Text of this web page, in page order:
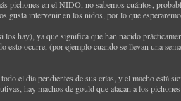
pichones en el NIDO, no sabemos cuántos,
gusta intervenir en los nidos, por lo que
hay), ya que significa que han nacido
ocurre, (por ejemplo cuando se llevan una
el día pendientes de sus crías, y el macho está
hay machos de gould que atacan a los